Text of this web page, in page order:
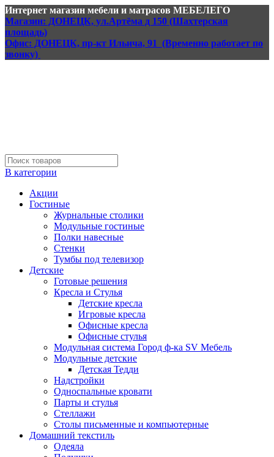
Интернет магазин мебели и матрасов МЕБЕЛЕГО
Магазин: ДОНЕЦК, ул.Артёма д 150 (Шахтерская
площадь)
Офис: ДОНЕЦК, пр-кт Ильича, 91 (Временно работает по
звонку)
В категории
Акции
Гостиные
Журнальные столики
Модульные гостиные
Полки навесные
Стенки
Тумбы под телевизор
Детские
Готовые решения
Кресла и Стулья
Детские кресла
Игровые кресла
Офисные кресла
Офисные стулья
Модульная система Город ф-ка SV Мебель
Модульные детские
Детская Тедди
Надстройки
Односпальные кровати
Парты и стулья
Стеллажи
Столы письменные и компьютерные
Домашний текстиль
Одеяла